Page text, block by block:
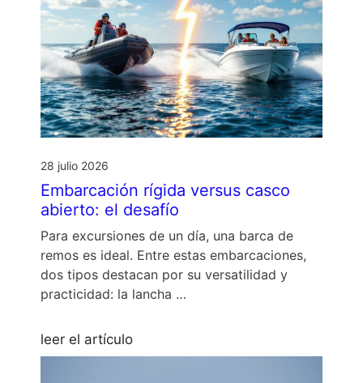
28 julio 2026
Embarcación rígida versus casco
abierto: el desafío
Para excursiones de un día, una barca de
remos es ideal. Entre estas embarcaciones,
dos tipos destacan por su versatilidad y
practicidad: la lancha …
leer el artículo